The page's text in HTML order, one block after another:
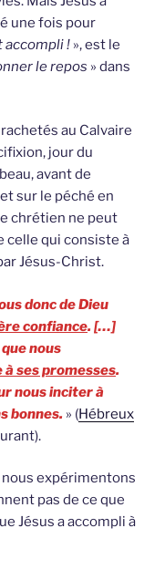
une fois pour
accompli ! », est le
le repos » dans
au Calvaire
jour du
avant de
sur le péché en
chrétien ne peut
celle qui consiste à
Jésus-Christ.
donc de Dieu
confiance. […]
nous
ses promesses.
nous inciter à
bonnes. » (Hébreux
nous expérimentons
pas de ce que
Jésus a accompli à